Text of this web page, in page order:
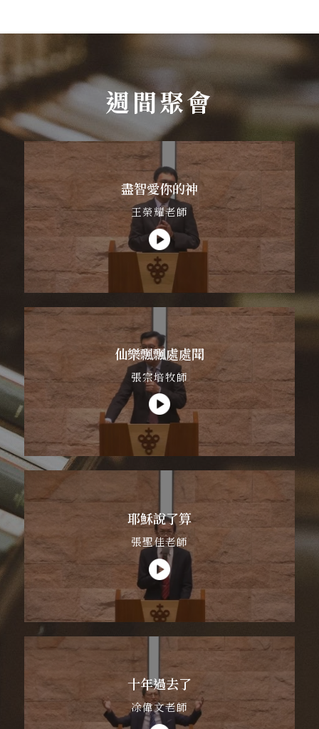
週間聚會
盡智愛你的神
王榮耀老師
仙樂飄飄處處聞
張宗培牧師
耶穌說了算
張聖佳老師
十年過去了
凃偉文老師